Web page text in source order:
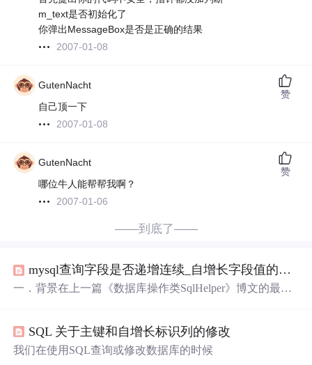
m_text是否初始化了
你弹出MessageBox是否是正确的结果
2007-01-08
GutenNacht
自己顶一下
2007-01-08
赞
GutenNacht
哪位牛人能帮帮我啊？
2007-01-06
赞
——到底了——
mysql查询字段是否递增连续_自增长字段值的连续递增实现
一．背景在上一篇《数据库操作类SqlHelper》博文的最
Department表，DeptNO字段为自增长主键。现在插入一行
数据啊！DeptNO字段怎么就是22了呢，不应该是从4开始
SQL 关于主键和自增长标识列的修改
我们在使用SQL查询或修改数据库的时候